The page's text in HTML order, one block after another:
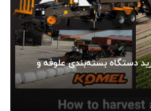
دستگاه بسته‌بندی علوفه و